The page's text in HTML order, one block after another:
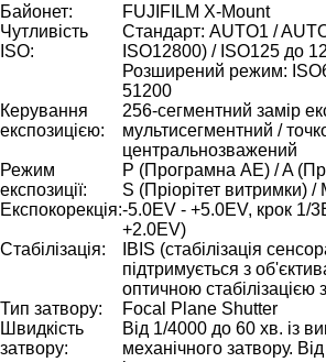
Байонет:
FUJIFILM X-Mount
Чутливість
ISO:
Стандарт: AUTO1 /
ISO12800) / ISO125 до
Розширений режим:
51200
Керування
експозицією:
256-сегментний замір
мультисегментний /
центральнозважений
Режим
експозиції:
P (Програмна AE) / A
S (Пріорітет витримки) /
Експокорекція:-5.0EV - +5.0EV, крок 1/
+2.0EV)
Стабілізація:
IBIS (стабілізація
підтримується з
оптичною
Тип затвору:
Focal Plane Shutter
Швидкість
затвору:
Від 1/4000 до 60 хв. із
механічного затвору.